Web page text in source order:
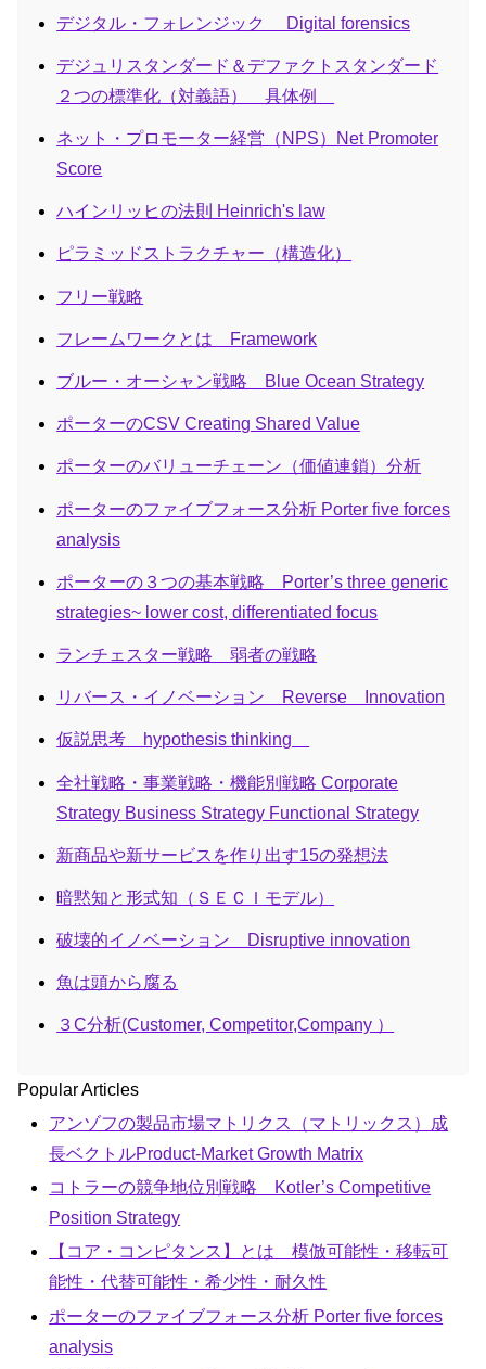
デジタル・フォレンジック Digital forensics
デジュリスタンダード＆デファクトスタンダード
２つの標準化（対義語） 具体例
ネット・プロモーター経営（NPS）Net Promoter
Score
ハインリッヒの法則 Heinrich's law
ピラミッドストラクチャー（構造化）
フリー戦略
フレームワークとは Framework
ブルー・オーシャン戦略 Blue Ocean Strategy
ポーターのCSV Creating Shared Value
ポーターのバリューチェーン（価値連鎖）分析
ポーターのファイブフォース分析 Porter five forces
analysis
ポーターの３つの基本戦略 Porter’s three generic
strategies~ lower cost, differentiated focus
ランチェスター戦略 弱者の戦略
リバース・イノベーション Reverse Innovation
仮説思考 hypothesis thinking
全社戦略・事業戦略・機能別戦略 Corporate
Strategy Business Strategy Functional Strategy
新商品や新サービスを作り出す15の発想法
暗黙知と形式知（ＳＥＣＩモデル）
破壊的イノベーション Disruptive innovation
魚は頭から腐る
３C分析(Customer, Competitor,Company ）
Popular Articles
アンゾフの製品市場マトリクス（マトリックス）成
長ベクトルProduct-Market Growth Matrix
コトラーの競争地位別戦略 Kotler’s Competitive
Position Strategy
【コア・コンピタンス】とは 模倣可能性・移転可
能性・代替可能性・希少性・耐久性
ポーターのファイブフォース分析 Porter five forces
analysis